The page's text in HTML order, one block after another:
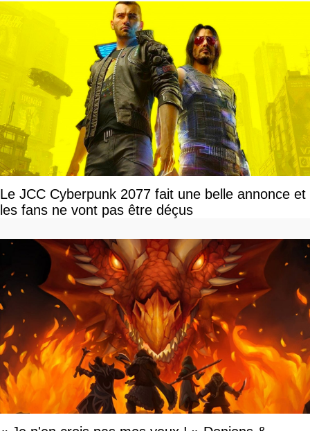
Le JCC Cyberpunk 2077 fait une belle annonce et
les fans ne vont pas être déçus